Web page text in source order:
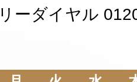
ーダイヤル